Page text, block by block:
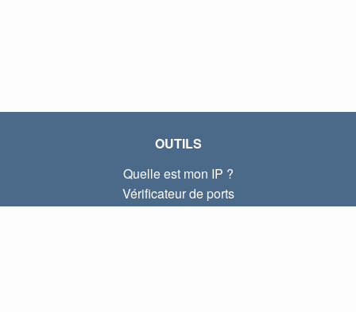
OUTILS
Quelle est mon IP ?
Vérificateur de ports